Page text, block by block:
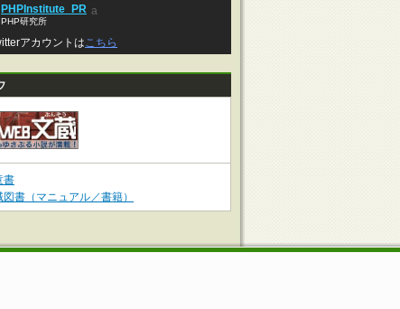
PHPInstitute_PR
PHP研究所
a
アカウントはこちら
書
図書（マニュアル／書籍）